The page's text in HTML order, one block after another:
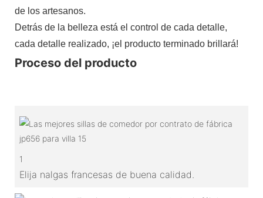
de los artesanos.
Detrás de la belleza está el control de cada detalle,
cada detalle realizado, ¡el producto terminado brillará!
Proceso del producto
1
Elija nalgas francesas de buena calidad.